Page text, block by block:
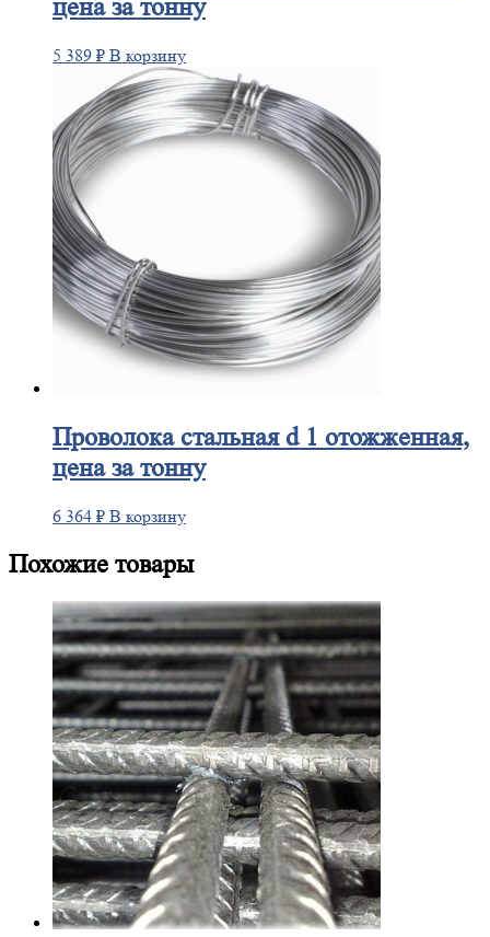
цена за тонну
5 389 ₽ В корзину
Проволокастальная d 1 отожженная,
цена за тонну
6 364 ₽ В корзину
Похожие товары